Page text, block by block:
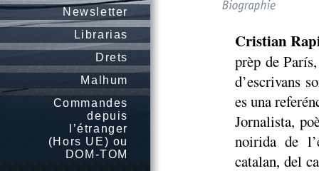
Newsletter
Librarias
Drets
Malhum
Commandes
depuis
l’étranger
(Hors UE) ou
DOM-TOM
Cristian
prèp de
d’escrivans
es una
Jornalista,
noirida de
catalan, del